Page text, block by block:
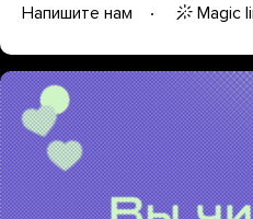
Напишите нам
Magic